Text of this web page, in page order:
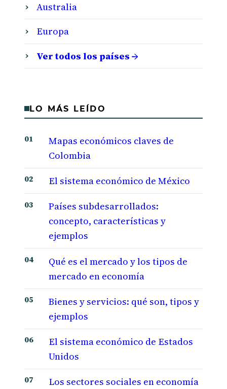
Australia
Europa
Ver todos los países →
LO MÁS LEÍDO
Mapas económicos claves de
Colombia
El sistema económico de México
Países subdesarrollados:
concepto, características y
ejemplos
Qué es el mercado y los tipos de
mercado en economía
Bienes y servicios: qué son, tipos y
ejemplos
El sistema económico de Estados
Unidos
Los sectores sociales en economía